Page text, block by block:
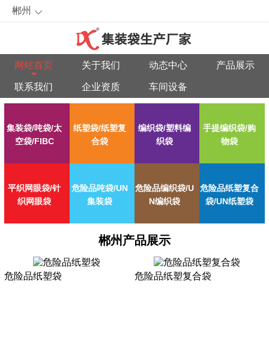
郴州
网站首页 关于我们 动态中心 产品展示
联系我们 企业资质 车间设备
集装袋/吨袋/太
空袋/FIBC
纸塑袋/纸塑复
合袋
编织袋/塑料编
织袋
手提编织袋/购
物袋
平织网眼袋/针
织网眼袋
危险品吨袋/UN
集装袋
危险品编织袋/U
N编织袋
危险品纸塑复合
袋/UN纸塑袋
郴州产品展示
危险品纸塑袋 危险品纸塑复合袋